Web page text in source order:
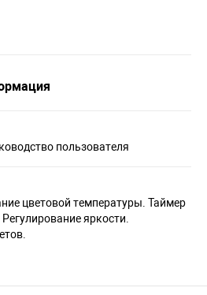
пользователя
цветовой температуры. Таймер
яркости.